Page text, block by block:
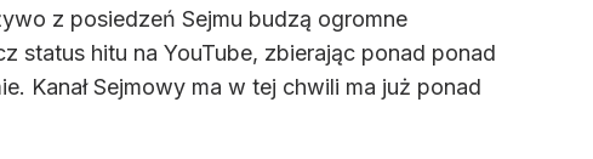
z posiedzeń Sejmu budzą ogromne
status hitu na YouTube, zbierając ponad ponad
Kanał Sejmowy ma w tej chwili ma już ponad